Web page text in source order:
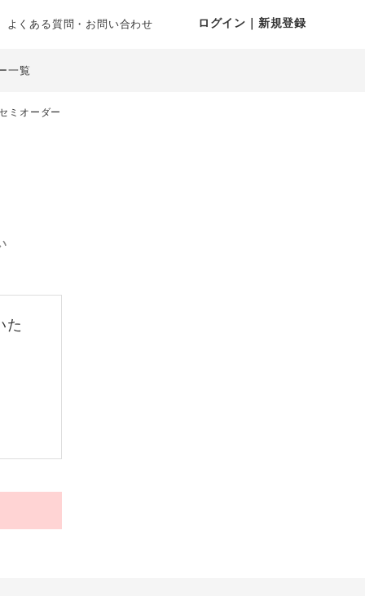
よくある質問・お問い合わせ ログイン｜新規登録
一覧
ミオーダー
た